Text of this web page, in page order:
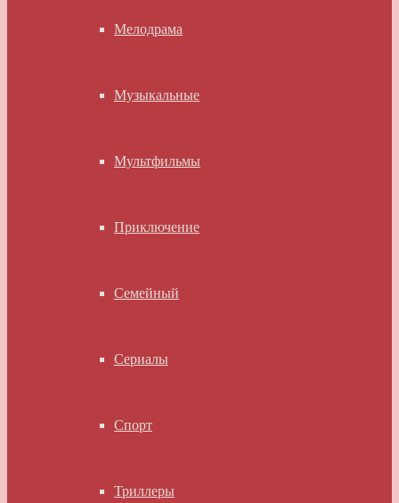
Мелодрама
Музыкальные
Мультфильмы
Приключение
Семейный
Сериалы
Спорт
Триллеры